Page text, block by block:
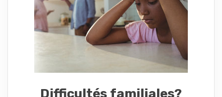
Difficultés familiales?